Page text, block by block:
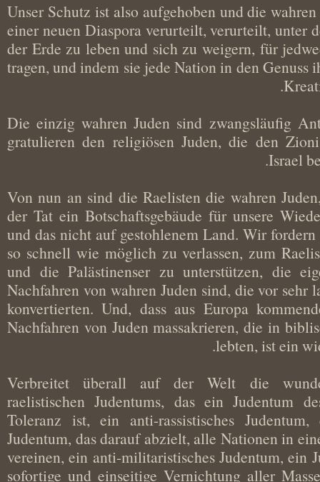
Unser Schutz ist also aufgehoben und die
einer neuen Diaspora verurteilt, verurteilt,
der Erde zu leben und sich zu weigern, für
tragen, und indem sie jede Nation in den
Die einzig wahren Juden sind zwangsläufig
gratulieren den religiösen Juden, die den
Israel
Von nun an sind die Raelisten die wahren
der Tat ein Botschaftsgebäude für unsere
und das nicht auf gestohlenem Land. Wir
so schnell wie möglich zu verlassen, zum
und die Palästinenser zu unterstützen, die
Nachfahren von wahren Juden sind, die vor
konvertierten. Und, dass aus Europa
Nachfahren von Juden massakrieren, die in
lebten, ist ein
Verbreitet überall auf der Welt die
raelistischen Judentums, das ein
Toleranz ist, ein anti-rassistisches
Judentum, das darauf abzielt, alle Nationen in
vereinen, ein anti-militaristisches Judentum,
sofortige und einseitige Vernichtung aller